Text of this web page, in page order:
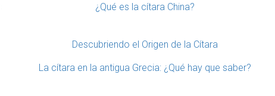
¿Qué es la cítara China?
Descubriendo el Origen de la Cítara
La cítara en la antigua Grecia: ¿Qué hay que saber?